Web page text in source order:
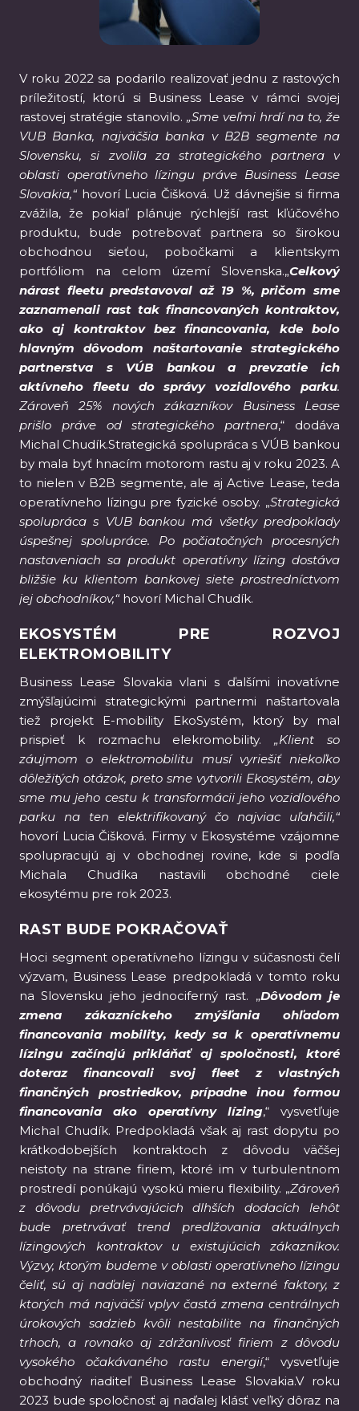
V roku 2022 sa podarilo realizovať jednu z rastových
príležitostí, ktorú si Business Lease v rámci svojej
rastovej stratégie stanovilo. „Sme veľmi hrdí na to, že
VUB Banka, najväčšia banka v B2B segmente na
Slovensku, si zvolila za strategického partnera v
oblasti operatívneho lízingu práve Business Lease
Slovakia,“hovorí Lucia Čišková. Už dávnejšie si firma
zvážila, že pokiaľ plánuje rýchlejší rast kľúčového
produktu, bude potrebovať partnera so širokou
obchodnou sieťou, pobočkami a klientskym
portfóliom na celom území Slovenska.„Celkový
nárast fleetu predstavoval až 19 %, pričom sme
zaznamenali rast tak financovaných kontraktov,
ako aj kontraktov bez financovania, kde bolo
hlavným dôvodom naštartovanie strategického
partnerstva s VÚB bankou a prevzatie ich
aktívneho fleetu do správy vozidlového parku.
Zároveň 25% nových zákazníkov Business Lease
prišlo práve od strategického partnera,“ dodáva
Michal Chudík.Strategická spolupráca s VÚB bankou
by mala byť hnacím motorom rastu aj v roku 2023. A
to nielen v B2B segmente, ale aj Active Lease, teda
operatívneho lízingu pre fyzické osoby. „Strategická
spolupráca s VUB bankou má všetky predpoklady
úspešnej spolupráce. Po počiatočných procesných
nastaveniach sa produkt operatívny lízing dostáva
bližšie ku klientom bankovej siete prostredníctvom
jej obchodníkov,“ hovorí Michal Chudík.
EKOSYSTÉM PRE ROZVOJ
ELEKTROMOBILITY
Business Lease Slovakia vlani s ďalšími inovatívne
zmýšľajúcimi strategickými partnermi naštartovala
tiež projekt E-mobility EkoSystém, ktorý by mal
prispieť k rozmachu elekromobility.„Klient so
záujmom o elektromobilitu musí vyriešiť niekoľko
dôležitých otázok, preto sme vytvorili Ekosystém, aby
sme mu jeho cestu k transformácii jeho vozidlového
parku na ten elektrifikovaný čo najviac uľahčili,“
hovorí Lucia Čišková. Firmy v Ekosystéme vzájomne
spolupracujú aj v obchodnej rovine, kde si podľa
Michala Chudíka nastavili obchodné ciele
ekosytému pre rok 2023.
RAST BUDE POKRAČOVAŤ
Hoci segment operatívneho lízingu v súčasnosti čelí
výzvam, Business Lease predpokladá v tomto roku
na Slovensku jeho jednociferný rast. „Dôvodom je
zmena zákazníckeho zmýšľania ohľadom
financovania mobility, kedy sa k operatívnemu
lízingu začínajú prikláňať aj spoločnosti, ktoré
doteraz financovali svoj fleet z vlastných
finančných prostriedkov, prípadne inou formou
financovania ako operatívny lízing,“ vysvetľuje
Michal Chudík. Predpokladá však aj rast dopytu po
krátkodobejších kontraktoch z dôvodu väčšej
neistoty na strane firiem, ktoré im v turbulentnom
prostredí ponúkajú vysokú mieru flexibility. „Zároveň
z dôvodu pretrvávajúcich dlhších dodacích lehôt
bude pretrvávať trend predlžovania aktuálnych
lízingových kontraktov u existujúcich zákazníkov.
Výzvy, ktorým budeme v oblasti operatívneho lízingu
čeliť, sú aj naďalej naviazané na externé faktory, z
ktorých má najväčší vplyv častá zmena centrálnych
úrokových sadzieb kvôli nestabilite na finančných
trhoch, a rovnako aj zdržanlivosť firiem z dôvodu
vysokého očakávaného rastu energií,“ vysvetľuje
obchodný riaditeľ Business Lease Slovakia.V roku
2023 bude spoločnosť aj naďalej klásť veľký dôraz na